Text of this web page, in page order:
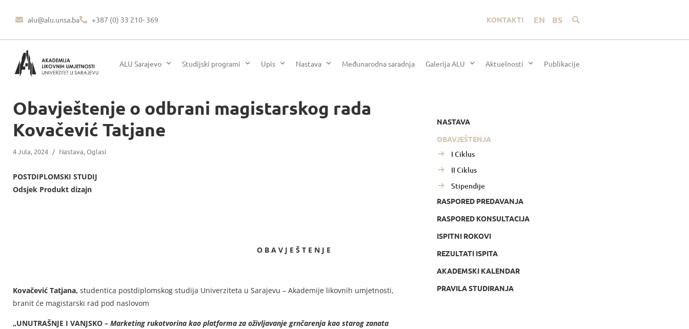
alu@alu.unsa.ba +387 (0) 33 210- 369 KONTAKTI EN BS
ALU Sarajevo Studijski programi Upis Nastava Međunarodna saradnja Galerija ALU Aktuelnosti Publikacije
Obavještenje o odbrani magistarskog rada
Kovačević Tatjane
4 Jula, 2024 / Nastava,Oglasi
POSTDIPLOMSKI STUDIJ
Odsjek Produkt dizajn
O B A V J E Š T E N J E
Kovačević Tatjana, studentica postdiplomskog studija Univerziteta u Sarajevu – Akademije likovnih umjetnosti,
branit će magistarski rad pod naslovom
„UNUTRAŠNJE I VANJSKO – Marketing rukotvorina kao platforma za oživljavanje grnčarenja kao starog zanata
NASTAVA
OBAVJEŠTENJA
I Ciklus
II Ciklus
Stipendije
RASPORED PREDAVANJA
RASPORED KONSULTACIJA
ISPITNI ROKOVI
REZULTATI ISPITA
AKADEMSKI KALENDAR
PRAVILA STUDIRANJA